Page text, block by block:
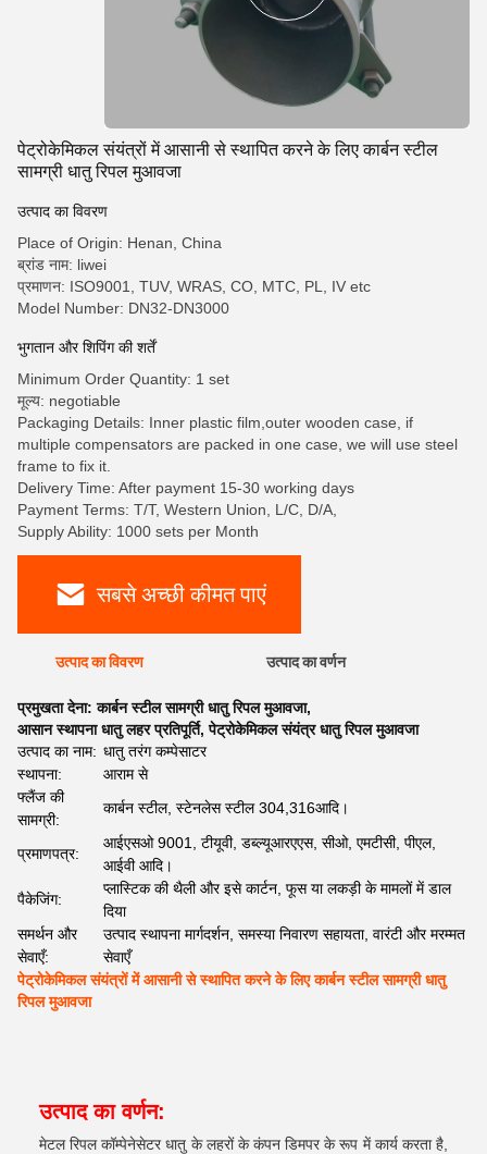
पेट्रोकेमिकल संयंत्रों में आसानी से स्थापित करने के लिए कार्बन स्टील
सामग्री धातु रिपल मुआवजा
उत्पाद का विवरण
Place of Origin: Henan, China
ब्रांड नाम: liwei
प्रमाणन: ISO9001, TUV, WRAS, CO, MTC, PL, IV etc
Model Number: DN32-DN3000
भुगतान और शिपिंग की शर्तें
Minimum Order Quantity: 1 set
मूल्य: negotiable
Packaging Details: Inner plastic film,outer wooden case, if
multiple compensators are packed in one case, we will use steel
frame to fix it.
Delivery Time: After payment 15-30 working days
Payment Terms: T/T, Western Union, L/C, D/A,
Supply Ability: 1000 sets per Month
सबसे अच्छी कीमत पाएं
उत्पाद का विवरण उत्पाद का वर्णन
प्रमुखता देना:कार्बन स्टील सामग्री धातु रिपल मुआवजा,
आसान स्थापना धातु लहर प्रतिपूर्ति,पेट्रोकेमिकल संयंत्र धातु रिपल मुआवजा
उत्पाद का नाम: धातु तरंग कम्पेसाटर
स्थापना:
आराम से
फ्लैंज की
सामग्री:
कार्बन स्टील, स्टेनलेस स्टील 304,316आदि।
प्रमाणपत्र:
आईएसओ 9001, टीयूवी, डब्ल्यूआरएएस, सीओ, एमटीसी, पीएल,
आईवी आदि।
पैकेजिंग:
प्लास्टिक की थैली और इसे कार्टन, फूस या लकड़ी के मामलों में डाल
दिया
समर्थन और
सेवाएँ:
उत्पाद स्थापना मार्गदर्शन, समस्या निवारण सहायता, वारंटी और मरम्मत
सेवाएँ
पेट्रोकेमिकल संयंत्रों में आसानी से स्थापित करने के लिए कार्बन स्टील सामग्री धातु
रिपल मुआवजा
उत्पाद का वर्णन:
मेटल रिपल कॉम्पेनेसेटर धातु के लहरों के कंपन डिमपर के रूप में कार्य करता है,